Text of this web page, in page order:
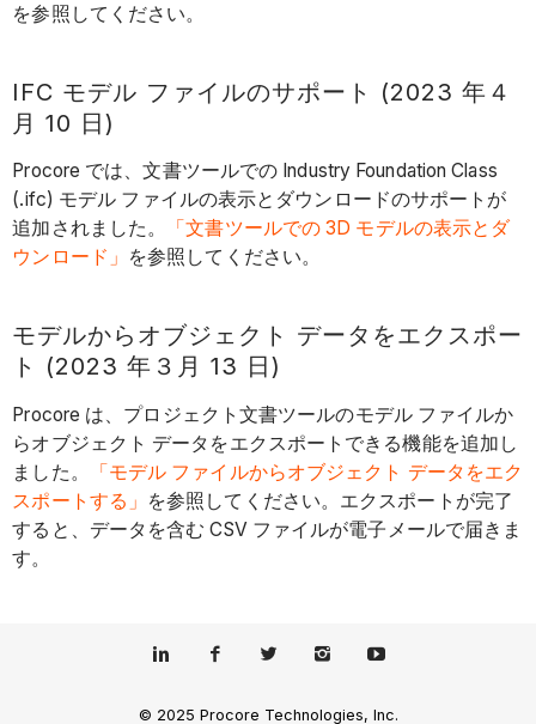
を参照してください。
IFC モデル ファイルのサポート (2023 年４
月 10 日)
Procore では、文書ツールでの Industry Foundation Class
(.ifc) モデル ファイルの表示とダウンロードのサポートが
追加されました。
「文書ツールでの 3D モデルの表示とダ
ウンロード」 を参照してください。
モデルからオブジェクト データをエクスポー
ト (2023 年３月 13 日)
Procore は、プロジェクト文書ツールのモデル ファイルか
らオブジェクト データをエクスポートできる機能を追加し
ました。
「モデル ファイルからオブジェクト データをエク
スポートする」 を参照してください。エクスポートが完了
すると、データを含む CSV ファイルが電子メールで届きま
す。
© 2025 Procore Technologies, Inc.